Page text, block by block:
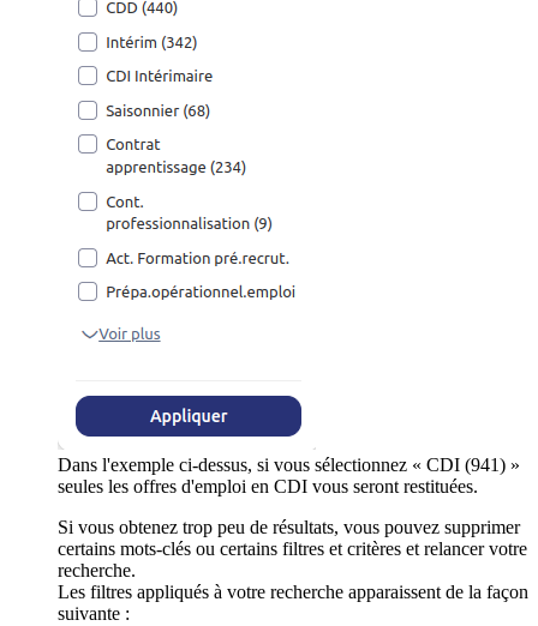
Dans l'exemple ci-dessus, si vous sélectionnez « CDI (941) »
seules les offres d'emploi en CDI vous seront restituées.
Si vous obtenez trop peu de résultats, vous pouvez supprimer
certains mots-clés ou certains filtres et critères et relancer votre
recherche.
Les filtres appliqués à votre recherche apparaissent de la façon
suivante :